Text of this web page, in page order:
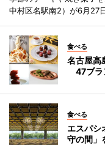
中村区名駅南2）が6月27
食べる
名古屋高
47ブラ
食べる
エスパシ
守の間」